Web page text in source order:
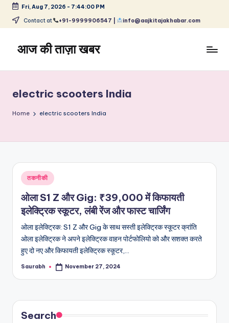
Skip
content
Fri, Aug 7, 2026 - 7:44:00 PM
Contact at +91-9999906547 | info@aajkitajakhabar.com
आज की ताज़ा खबर
ताज़ा
समाचार
–
और
विश्व
electric scooters India
Home electric scooters India
Posted
in
तकनीकी
ओला S1 Z और Gig: ₹39,000 में किफायती
इलेक्ट्रिक स्कूटर, लंबी रेंज और फास्ट चार्जिंग
ओला इलेक्ट्रिक: S1 Z और Gig के साथ सस्ती इलेक्ट्रिक स्कूटर क्रांति
ओला इलेक्ट्रिक ने अपने इलेक्ट्रिक वाहन पोर्टफोलियो को और सशक्त करते
हुए दो नए और किफायती इलेक्ट्रिक स्कूटर,…
Posted
Saurabh November 27, 2024
Search